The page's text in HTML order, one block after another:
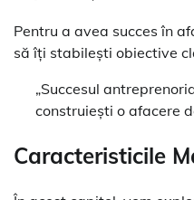
Pentru a avea succes în
să îți stabilești obiective
„Succesul
construiești o afacere
Caracteristicile